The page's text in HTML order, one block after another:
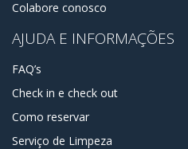
Colabore conosco
AJUDA E INFORMAÇÕES
FAQ’s
Check in e check out
Como reservar
Serviço de Limpeza